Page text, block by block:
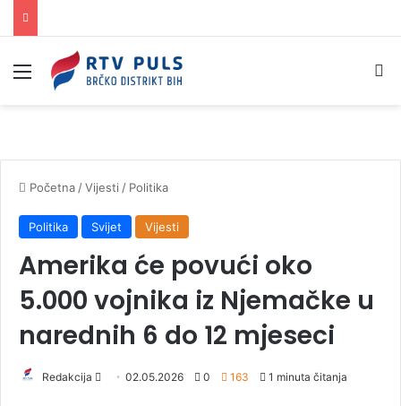
Izbornik
Početna /Vijesti / Politika
Politika Svijet Vijesti
Amerika će povući oko
5.000 vojnika iz Njemačke u
narednih 6 do 12 mjeseci
Redakcija 02.05.2026 0 163 1 minuta čitanja